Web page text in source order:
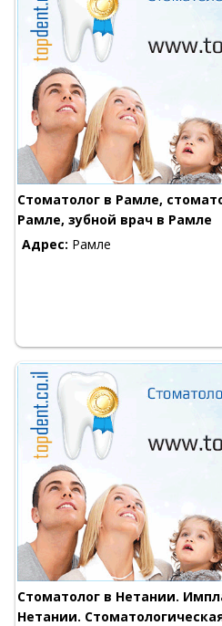
Стоматолог в Рамле,
Рамле, зубной врач в Рамле
Адрес: Рамле
Стоматолог в Нетании.
Нетании.